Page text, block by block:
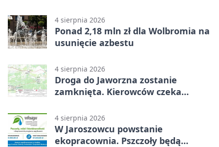
4 sierpnia 2026
Ponad 2,18 mln zł dla Wolbromia na
usunięcie azbestu
4 sierpnia 2026
Droga do Jaworzna zostanie
zamknięta. Kierowców czeka
4 sierpnia 2026
W Jaroszowcu powstanie
ekopracownia. Pszczoły będą